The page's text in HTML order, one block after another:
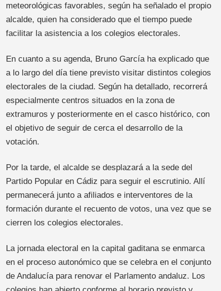
meteorológicas favorables, según ha señalado el propio
alcalde, quien ha considerado que el tiempo puede
facilitar la asistencia a los colegios electorales.
En cuanto a su agenda, Bruno García ha explicado que
a lo largo del día tiene previsto visitar distintos colegios
electorales de la ciudad. Según ha detallado, recorrerá
especialmente centros situados en la zona de
extramuros y posteriormente en el casco histórico, con
el objetivo de seguir de cerca el desarrollo de la
votación.
Por la tarde, el alcalde se desplazará a la sede del
Partido Popular en Cádiz para seguir el escrutinio. Allí
permanecerá junto a afiliados e interventores de la
formación durante el recuento de votos, una vez que se
cierren los colegios electorales.
La jornada electoral en la capital gaditana se enmarca
en el proceso autonómico que se celebra en el conjunto
de Andalucía para renovar el Parlamento andaluz. Los